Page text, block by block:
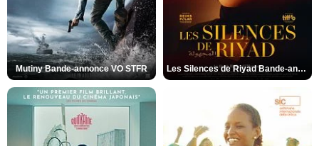
Mutiny Bande-annonce VO STFR Les Silences de Riyad Bande-annonce VO STFR